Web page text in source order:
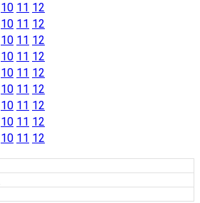
10 11 12
10 11 12
10 11 12
10 11 12
10 11 12
10 11 12
10 11 12
10 11 12
10 11 12